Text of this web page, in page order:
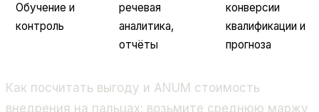
Обучение и
контроль
речевая
аналитика,
отчёты
конверсии
квалификации и
прогноза
Как посчитать выгоду и ANUM стоимость
внедрения на пальцах: возьмите среднюю маржу